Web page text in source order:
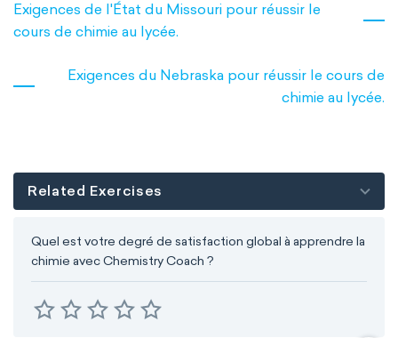
Exigences de l'État du Missouri pour réussir le
cours de chimie au lycée.
Exigences du Nebraska pour réussir le cours de
chimie au lycée.
Related Exercises
Quel est votre degré de satisfaction global à apprendre la
chimie avec Chemistry Coach ?